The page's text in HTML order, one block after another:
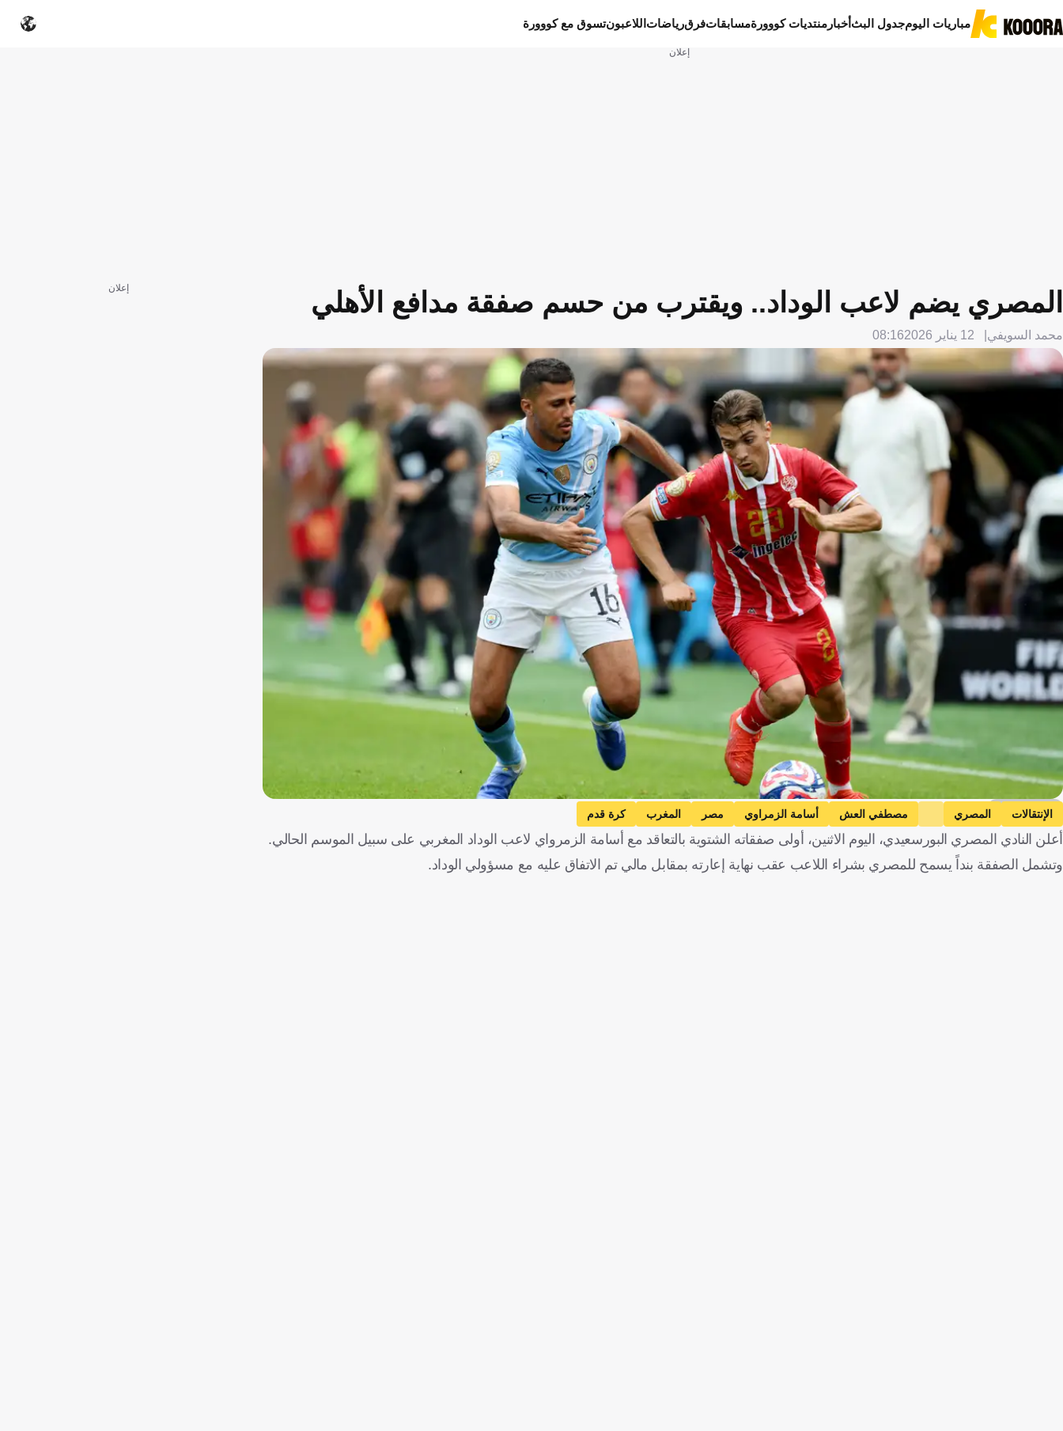
مباريات اليومجدول البثأخبار منتديات كووورةمسابقاتفرقرياضات اللاعبونتسوق مع كووورة
إعلان
المصري يضم لاعب الوداد.. ويقترب من حسم صفقة مدافع الأهلي
محمد السويفي 12 يناير 2026 08:16
Getty Images
الإنتقالات المصري مصطفي العش أسامة الزمراوي مصر المغرب كرة قدم
أعلن النادي المصري البورسعيدي، اليوم الاثنين، أولى صفقاته الشتوية بالتعاقد مع أسامة الزمرواي لاعب الوداد المغربي على سبيل الموسم الحالي.
وتشمل الصفقة بنداً يسمح للمصري بشراء اللاعب عقب نهاية إعارته بمقابل مالي تم الاتفاق عليه مع مسؤولي الوداد.
إعلان